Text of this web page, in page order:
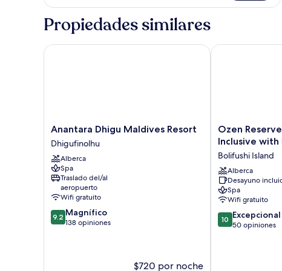
Pool
Bedroom
Villa
Pool
Propiedades similares
Anantara
Dhigu
Maldives
Resort
Dhigufinolhu
Anantara Dhigu Maldives Resort
Dhigufinolhu
Alberca
Spa
Traslado del/al
aeropuerto
Wifi gratuito
9.2
de
9.2 Magnífico
138 opiniones
$720 por noche
Anantara Dhigu Maldives Resort
Ozen
Reserve
All
Inclusive
with
Free
Transfers
Bolifushi
Island
Ozen
Inclusive with
Bolifushi Island
Alberca
Desayuno
Spa
Wifi gratuito
10.0
de
10 Excepcional
50 opiniones
Ozen Reserve